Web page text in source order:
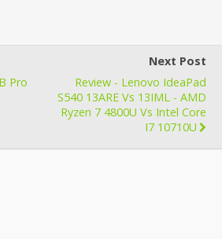
Pro
Next Post
Review - Lenovo IdeaPad
S540 13ARE Vs 13IML - AMD
Ryzen 7 4800U Vs Intel Core
I7 10710U